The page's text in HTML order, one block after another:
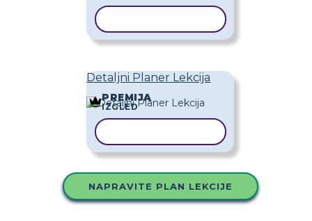
Detaljni Planer Lekcija
PREMIJA
IZGLED
NAPRAVITE PLAN LEKCIJE